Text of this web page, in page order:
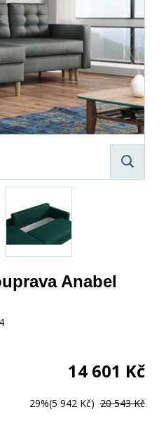
Anabel
14 601 Kč
29%(5 942 Kč) 20 543 Kč